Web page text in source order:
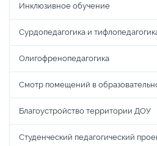
Инклюзивное обучение
Сурдопедагогика и
Олигофренопедагогика
Смотр помещений в
Благоустройство территории ДОУ
Студенческий педагогический